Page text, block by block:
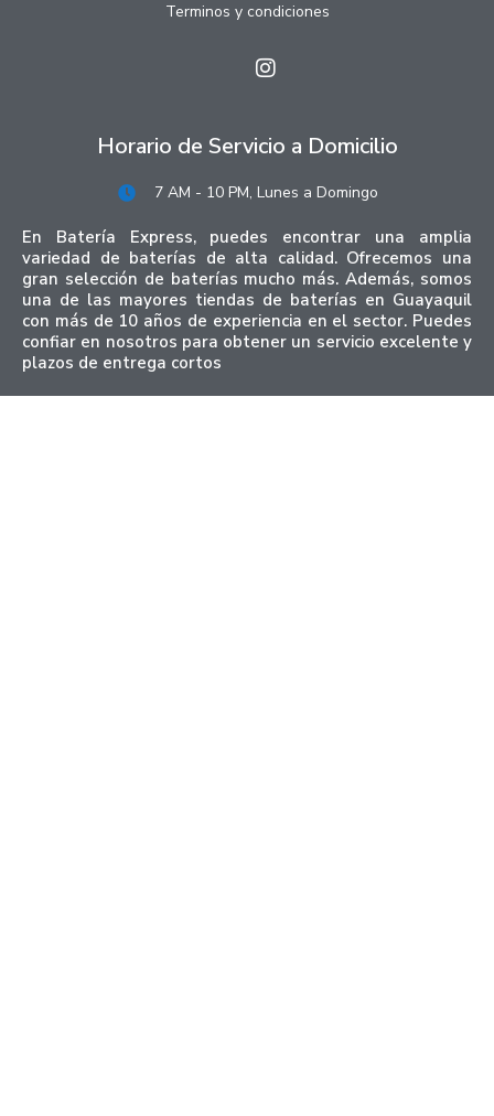
Terminos y condiciones
Horario de Servicio a Domicilio
7 AM - 10 PM, Lunes a Domingo
En Batería Express, puedes encontrar una amplia
variedad de baterías de alta calidad. Ofrecemos una
gran selección de baterías mucho más. Además, somos
una de las mayores tiendas de baterías en Guayaquil
con más de 10 años de experiencia en el sector. Puedes
confiar en nosotros para obtener un servicio excelente y
plazos de entrega cortos